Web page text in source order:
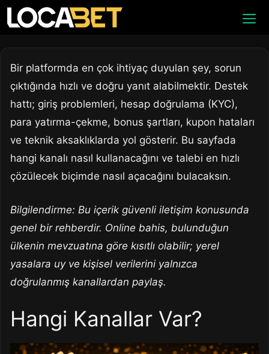
İçeriğe
atla
Bir platformda en çok ihtiyaç duyulan şey, sorun
çıktığında hızlı ve doğru yanıt alabilmektir. Destek
hattı; giriş problemleri, hesap doğrulama (KYC),
para yatırma-çekme, bonus şartları, kupon hataları
ve teknik aksaklıklarda yol gösterir. Bu sayfada
hangi kanalı nasıl kullanacağını ve talebi en hızlı
çözülecek biçimde nasıl açacağını bulacaksın.
Bilgilendirme: Bu içerik güvenli iletişim konusunda
genel bir rehberdir. Online bahis, bulunduğun
ülkenin mevzuatına göre kısıtlı olabilir; yerel
yasalara uy ve kişisel verilerini yalnızca
doğrulanmış kanallardan paylaş.
Hangi Kanallar Var?